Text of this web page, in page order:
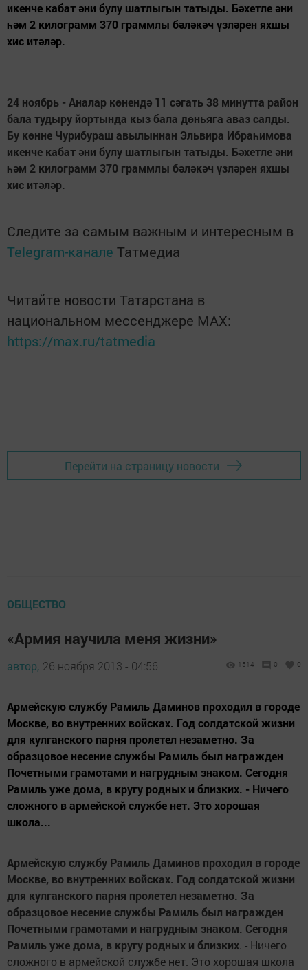
икенче кабат әни булу шатлыгын татыды. Бәхетле әни
һәм 2 килограмм 370 граммлы бәләкәч үзләрен яхшы
хис итәләр.
24 ноябрь - Аналар көнендә 11 сәгать 38 минутта район
бала тудыру йортында кыз бала дөньяга аваз салды.
Бу көнне Чурибураш авылыннан Эльвира Ибраһимова
икенче кабат әни булу шатлыгын татыды. Бәхетле әни
һәм 2 килограмм 370 граммлы бәләкәч үзләрен яхшы
хис итәләр.
Следите за самым важным и интересным в
Telegram-канале Татмедиа
Читайте новости Татарстана в
национальном мессенджере MАХ:
https://max.ru/tatmedia
Перейти на страницу новости
ОБЩЕСТВО
«Армия научила меня жизни»
автор, 26 ноября 2013 - 04:56 1514 0 0
Армейскую службу Рамиль Даминов проходил в городе
Москве, во внутренних войсках. Год солдатской жизни
для кулганского парня пролетел незаметно. За
образцовое несение службы Рамиль был награжден
Почетными грамотами и нагрудным знаком. Сегодня
Рамиль уже дома, в кругу родных и близких. - Ничего
сложного в армейской службе нет. Это хорошая
школа...
Армейскую службу Рамиль Даминов проходил в городе
Москве, во внутренних войсках. Год солдатской жизни
для кулганского парня пролетел незаметно. За
образцовое несение службы Рамиль был награжден
Почетными грамотами и нагрудным знаком. Сегодня
Рамиль уже дома, в кругу родных и близких. - Ничего
сложного в армейской службе нет. Это хорошая школа